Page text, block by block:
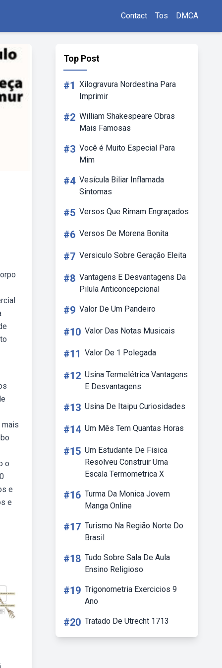
Contact Tos DMCA
mais
o
e
e
Top Post
#1 Xilogravura Nordestina Para
Imprimir
#2 William Shakespeare Obras
Mais Famosas
#3 Você é Muito Especial Para
Mim
#4 Vesícula Biliar Inflamada
Sintomas
#5 Versos Que Rimam Engraçados
#6 Versos De Morena Bonita
#7 Versiculo Sobre Geração Eleita
#8 Vantagens E Desvantagens Da
Pilula Anticoncepcional
#9 Valor De Um Pandeiro
#10 Valor Das Notas Musicais
#11 Valor De 1 Polegada
#12 Usina Termelétrica Vantagens
E Desvantagens
#13 Usina De Itaipu Curiosidades
#14 Um Mês Tem Quantas Horas
#15 Um Estudante De Fisica
Resolveu Construir Uma
Escala Termometrica X
#16 Turma Da Monica Jovem
Manga Online
#17 Turismo Na Região Norte Do
Brasil
#18 Tudo Sobre Sala De Aula
Ensino Religioso
#19 Trigonometria Exercicios 9
Ano
#20 Tratado De Utrecht 1713